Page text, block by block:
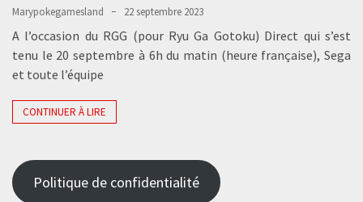
Marypokegamesland 22 septembre 2023
A l’occasion du RGG (pour Ryu Ga Gotoku) Direct qui s’est
tenu le 20 septembre à 6h du matin (heure française), Sega
et toute l’équipe
CONTINUER À LIRE
Politique de confidentialité